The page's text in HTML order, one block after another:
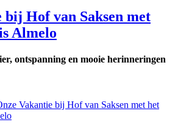
bij Hof van Saksen met
Almelo
ontspanning en mooie herinneringen
Vakantie bij Hof van Saksen met het